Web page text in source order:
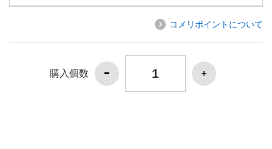
コメリポイントについて
購入個数